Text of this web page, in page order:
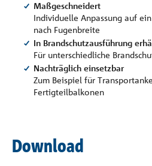
Maßgeschneidert
Individuelle Anpassung auf
nach Fugenbreite
In Brandschutzausführung
Für unterschiedliche
Nachträglich einsetzbar
Zum Beispiel für
Fertigteilbalkonen
Download